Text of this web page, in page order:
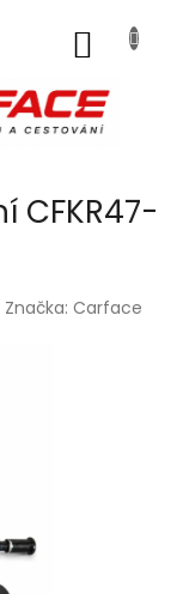
CFKR47-
Značka:Carface